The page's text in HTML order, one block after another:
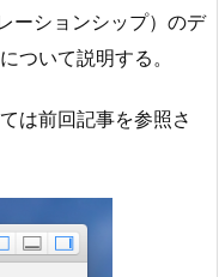
ーションシップ）のデ
ついて説明する。
は前回記事を参照さ